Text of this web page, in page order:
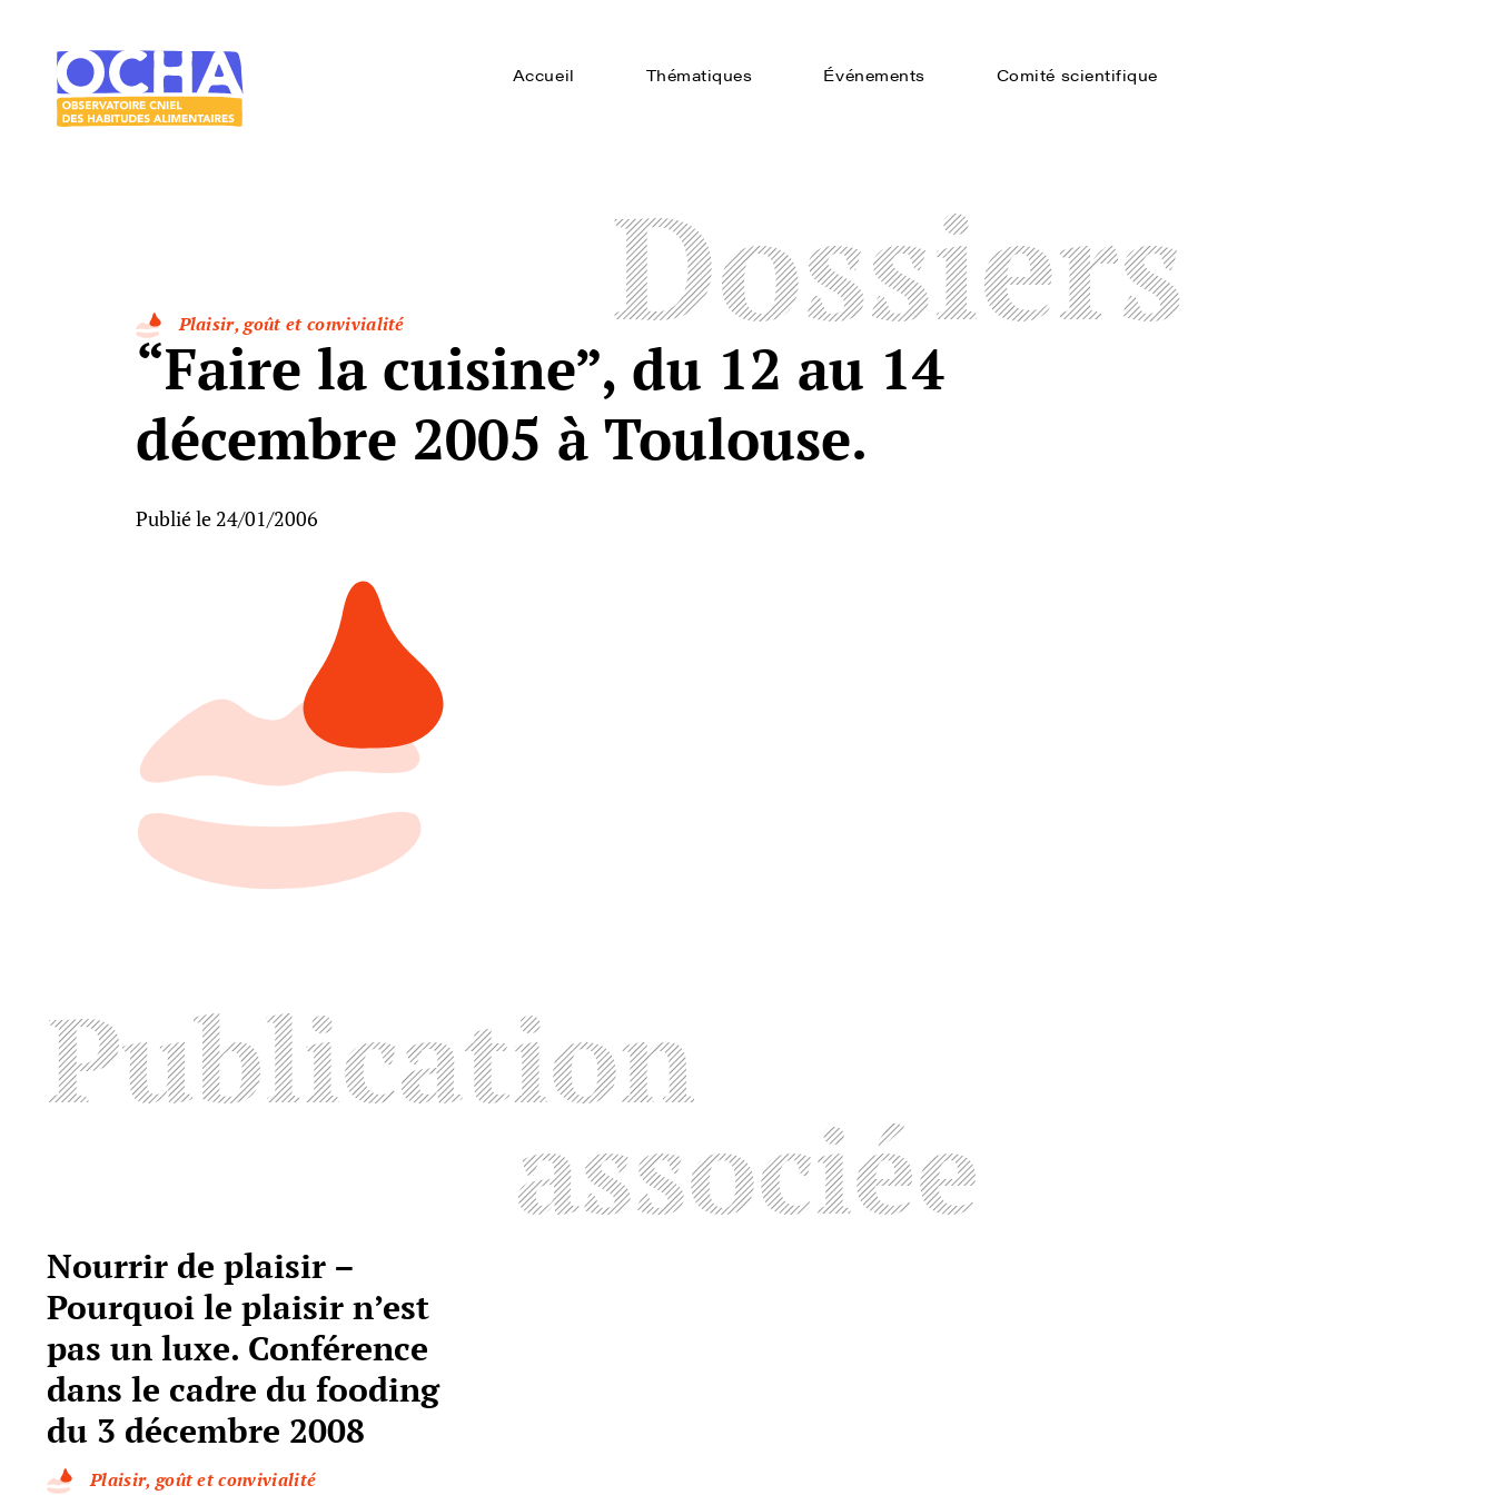
Accueil Thématiques Événements Comité scientifique
Dossiers
Plaisir, goût et convivialité
“Faire la cuisine”, du 12 au 14
décembre 2005 à Toulouse.
Publié le 24/01/2006
Publication
associée
Nourrir de plaisir –
Pourquoi le plaisir n’est
pas un luxe. Conférence
dans le cadre du fooding
du 3 décembre 2008
Plaisir, goût et convivialité